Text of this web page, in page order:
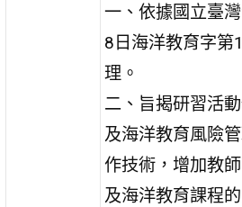
一、依據國立臺
8日海洋教育字
理。
二、旨揭研習活
及海洋教育風險
作技術，增加教
及海洋教育課程